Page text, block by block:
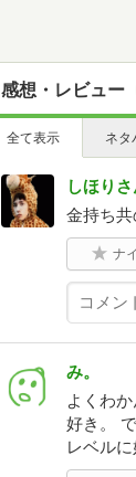
感想・レビュー
全て表示 ネタ
しほり
金持ち共
ナ
み。
よくわ
好き。
レベル